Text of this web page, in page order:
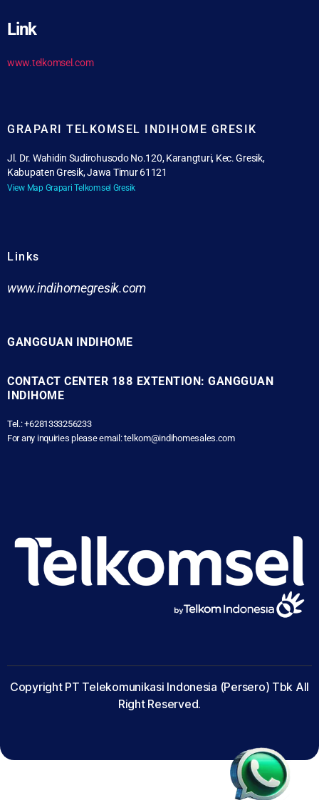
Link
www.telkomsel.com
GRAPARI TELKOMSEL INDIHOME GRESIK
Jl. Dr. Wahidin Sudirohusodo No.120, Karangturi, Kec. Gresik,
Kabupaten Gresik, Jawa Timur 61121
View Map Grapari Telkomsel Gresik
Links
www.indihomegresik.com
GANGGUAN INDIHOME
CONTACT CENTER 188 EXTENTION: GANGGUAN
INDIHOME
Tel.: +6281333256233
For any inquiries please email: telkom@indihomesales.com
Copyright PT Telekomunikasi Indonesia (Persero) Tbk All
Right Reserved.